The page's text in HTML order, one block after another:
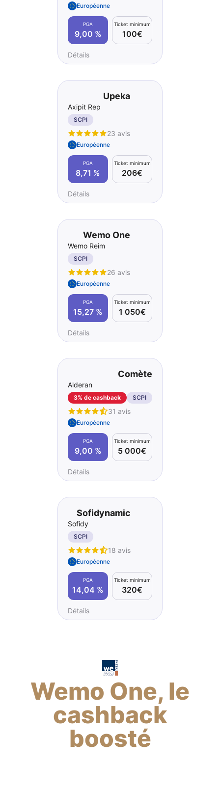
Européenne
PGA
9,00 %
Ticket minimum
100€
Détails
Upeka
Axipit Rep
SCPI
23 avis
Européenne
PGA
8,71 %
Ticket minimum
206€
Détails
Wemo One
Wemo Reim
SCPI
26 avis
Européenne
PGA
15,27 %
Ticket minimum
1 050€
Détails
Comète
Alderan
3% de cashback SCPI
31 avis
Européenne
PGA
9,00 %
Ticket minimum
5 000€
Détails
Sofidynamic
Sofidy
SCPI
18 avis
Européenne
PGA
14,04 %
Ticket minimum
320€
Détails
Wemo One, le
cashback
boosté